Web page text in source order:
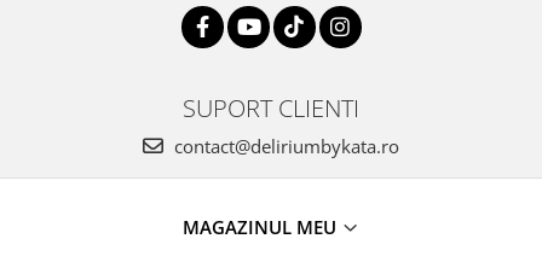
SUPORT CLIENTI
contact@deliriumbykata.ro
MAGAZINUL MEU